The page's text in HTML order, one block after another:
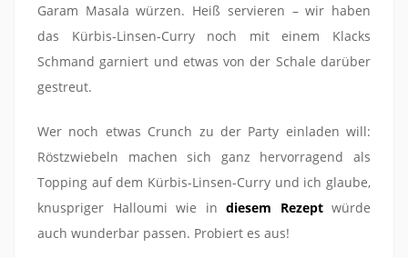
Garam Masala würzen. Heiß servieren – wir haben
das Kürbis-Linsen-Curry noch mit einem Klacks
Schmand garniert und etwas von der Schale darüber
gestreut.
Wer noch etwas Crunch zu der Party einladen will:
Röstzwiebeln machen sich ganz hervorragend als
Topping auf dem Kürbis-Linsen-Curry und ich glaube,
knuspriger Halloumi wie in diesem Rezept würde
auch wunderbar passen. Probiert es aus!